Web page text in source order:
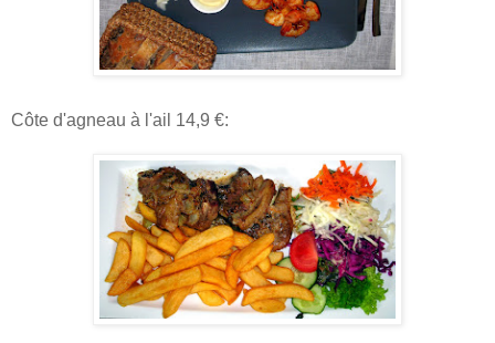
Côte d'agneau à l'ail 14,9 €: